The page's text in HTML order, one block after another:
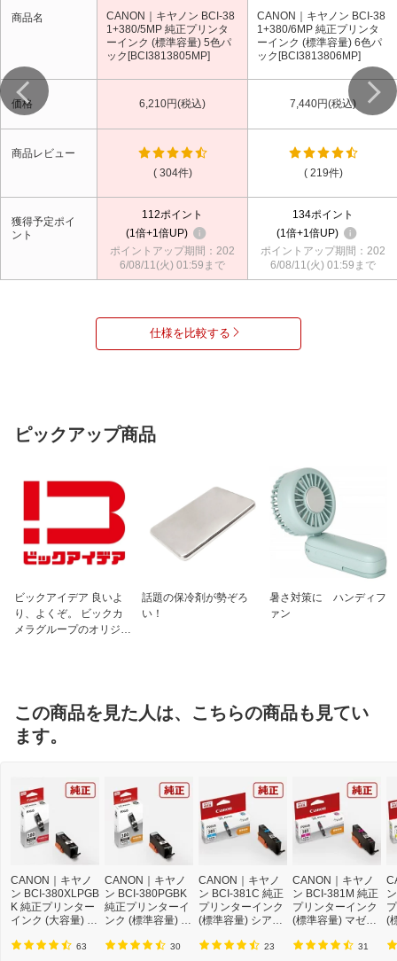
商品名
CANON｜キヤノン BCI-38
1+380/5MP 純正プリンタ
ーインク (標準容量) 5色パ
ック[BCI3813805MP]
CANON｜キヤノン BCI-38
1+380/6MP 純正プリンタ
ーインク (標準容量) 6色パ
ック[BCI3813806MP]
価格 6,210円(税込) 7,440円(税込)
商品レビュー
( 304件)
( 219件)
獲得予定ポイ
ント
112ポイント
1倍 1倍UP
ポイントアップ期間：202
6/08/11(火) 01:59まで
134ポイント
1倍 1倍UP
ポイントアップ期間：202
6/08/11(火) 01:59まで
仕様を比較する
ピックアップ商品
ビックアイデア 良いよ
り、よくぞ。 ビックカ
メラグループのオリジナ
話題の保冷剤が勢ぞろ
い！
暑さ対策に ハンディフ
ァン
この商品を見た人は、こちらの商品も見てい
ます。
CANON｜キヤノ
ン BCI-380XLPGB
K 純正プリンター
インク (大容量) 顔
0XLPGBK]【rb_p
63
CANON｜キヤノ
ン BCI-380PGBK
純正プリンターイ
ンク (標準容量) 顔
0PGBK]【rb_pc
30
CANON｜キヤノ
ン BCI-381C 純正
プリンターインク
(標準容量) シアン
p】
23
CANON｜キヤノ
ン BCI-381M 純正
プリンターインク
(標準容量) マゼン
pcp】
31
(